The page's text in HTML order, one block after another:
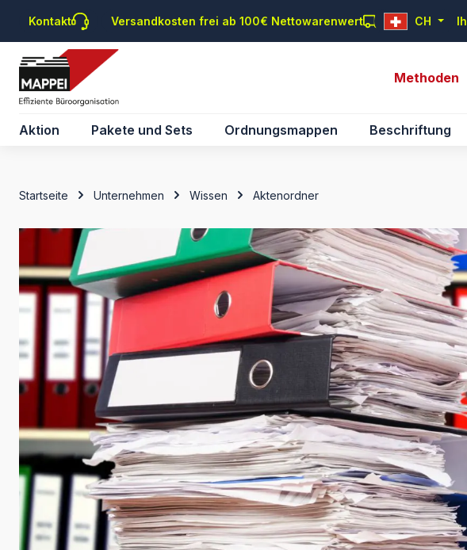
Hauptinhalt springen
Zur Suche springen
Zur Hauptnavigation springen
Kontakt Versandkosten frei ab 100€ Nettowarenwert CH
Methoden
Aktion Pakete und Sets Ordnungsmappen Beschriftung
Startseite Unternehmen Wissen Aktenordner